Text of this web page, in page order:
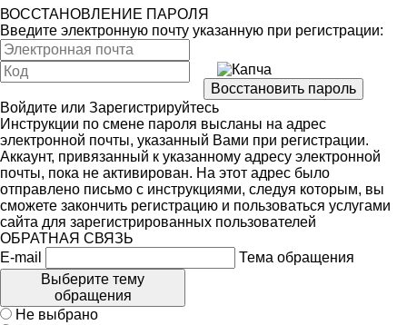
ВОССТАНОВЛЕНИЕ ПАРОЛЯ
Введите электронную почту указанную при регистрации:
Войдите или Зарегистрируйтесь
Инструкции по смене пароля высланы на адрес
электронной почты, указанный Вами при регистрации.
Аккаунт, привязанный к указанному адресу электронной
почты, пока не активирован. На этот адрес было
отправлено письмо с инструкциями, следуя которым, вы
сможете закончить регистрацию и пользоваться услугами
сайта для зарегистрированных пользователей
ОБРАТНАЯ СВЯЗЬ
E-mail
Тема обращения
Выберите тему
обращения
Не выбрано